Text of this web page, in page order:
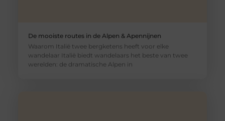
De mooiste routes in de Alpen & Apennijnen
Waarom Italië twee bergketens heeft voor elke
wandelaar Italië biedt wandelaars het beste van twee
werelden: de dramatische Alpen in